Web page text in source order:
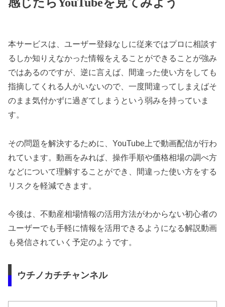
感じたらYouTubeを見てみよう
本サービスは、ユーザー登録なしに従来ではプロに相談す
るしか知りえなかった情報をえることができることが強み
ではあるのですが、逆に言えば、間違った使い方をしても
指摘してくれる人がいないので、一度間違ってしまえばそ
のまま気付かずに過ぎてしまうという弱みを持っていま
す。
その問題を解決するために、YouTube上で動画配信が行わ
れています。動画をみれば、操作手順や価格相場の調べ方
などについて理解することができ、間違った使い方をする
リスクを軽減できます。
今後は、不動産相場情報の活用方法がわからない初心者の
ユーザーでも手軽に情報を活用できるようになる解説動画
も発信されていく予定のようです。
ウチノカチチャンネル